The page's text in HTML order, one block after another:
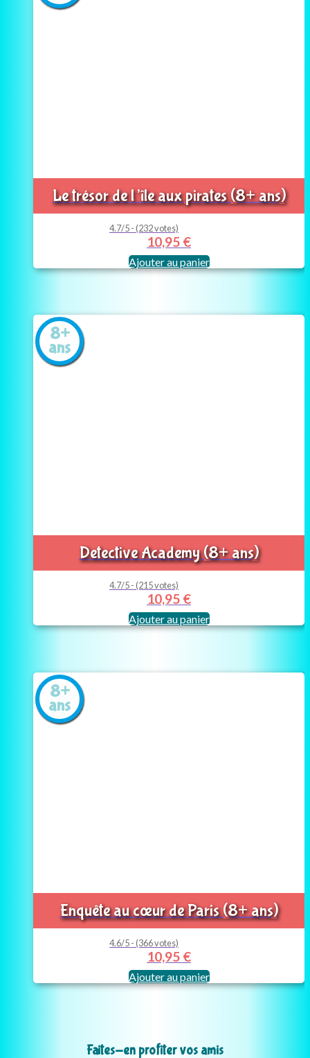
Le trésor de l’île aux pirates (8+ ans)
4.7/5 - (232 votes)
10,95 €
Ajouter au panier
8+
ans
Detective Academy (8+ ans)
4.7/5 - (215 votes)
10,95 €
Ajouter au panier
8+
ans
Enquête au cœur de Paris (8+ ans)
4.6/5 - (366 votes)
10,95 €
Ajouter au panier
Faites-en profiter vos amis